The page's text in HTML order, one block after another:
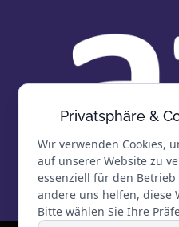
Privatsphäre &
Wir verwenden Cookies,
auf unserer Website zu
essenziell für den
andere uns helfen, diese
Bitte wählen Sie Ihre